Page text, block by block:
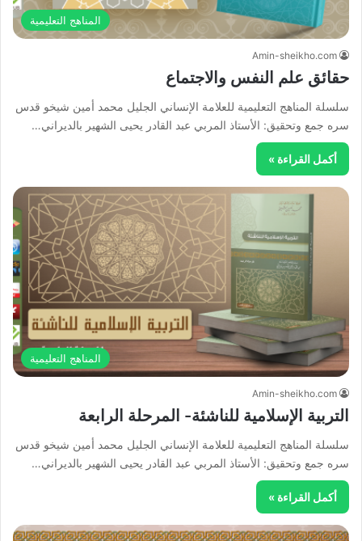
المناهج التعليمية
Amin-sheikho.com
حقائق علم النفس والاجتماع
سلسلة المناهج التعليمية للعلامة الإنساني الجليل محمد أمين شيخو قدس
سره جمع وتحقيق: الأستاذ المربي عبد القادر يحيى الشهير بالديراني…
أكمل القراءة »
المناهج التعليمية
Amin-sheikho.com
التربية الإسلامية للناشئة- المرحلة الرابعة
سلسلة المناهج التعليمية للعلامة الإنساني الجليل محمد أمين شيخو قدس
سره جمع وتحقيق: الأستاذ المربي عبد القادر يحيى الشهير بالديراني…
أكمل القراءة »